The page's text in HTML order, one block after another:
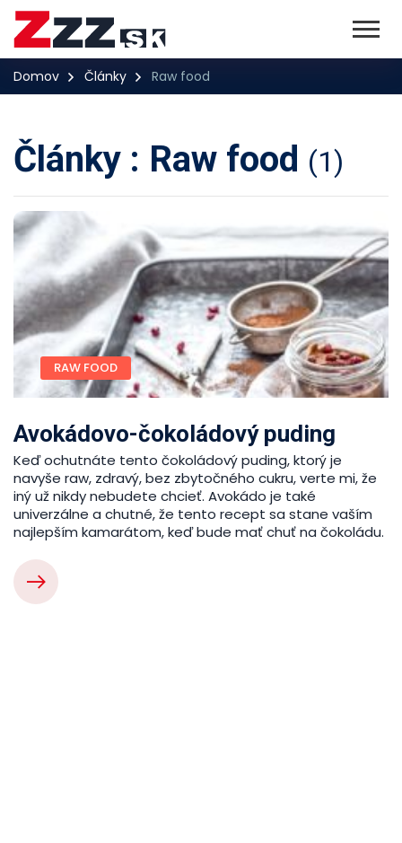
Domov Články Raw food
Články : Raw food (1)
RAW FOOD
Avokádovo-čokoládový puding
Keď ochutnáte tento čokoládový puding, ktorý je
navyše raw, zdravý, bez zbytočného cukru, verte mi, že
iný už nikdy nebudete chcieť. Avokádo je také
univerzálne a chutné, že tento recept sa stane vaším
najlepším kamarátom, keď bude mať chuť na čokoládu.